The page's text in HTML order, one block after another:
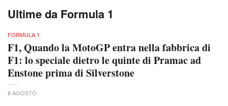
Ultime da Formula 1
FORMULA 1
F1, Quando la MotoGP entra nella fabbrica di
F1: lo speciale dietro le quinte di Pramac ad
Enstone prima di Silverstone
8 AGOSTO